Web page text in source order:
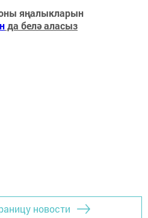
яңалыкларын
да белә аласыз
новости